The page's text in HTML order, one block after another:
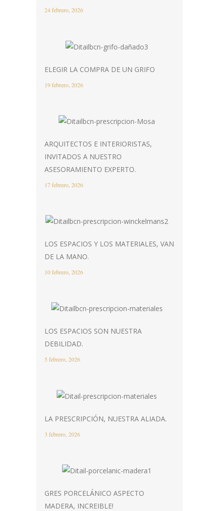
24 febrero, 2026
ELEGIR LA COMPRA DE UN GRIFO
19 febrero, 2026
ARQUITECTOS E INTERIORISTAS,
INVITADOS A NUESTRO
ASESORAMIENTO EXPERTO.
17 febrero, 2026
LOS ESPACIOS Y LOS MATERIALES, VAN
DE LA MANO.
10 febrero, 2026
LOS ESPACIOS SON NUESTRA
DEBILIDAD.
5 febrero, 2026
LA PRESCRIPCIÓN, NUESTRA ALIADA.
3 febrero, 2026
GRES PORCELÁNICO ASPECTO
MADERA, INCREIBLE!